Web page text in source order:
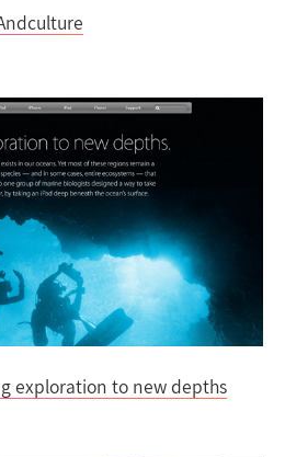
exploration to new depths